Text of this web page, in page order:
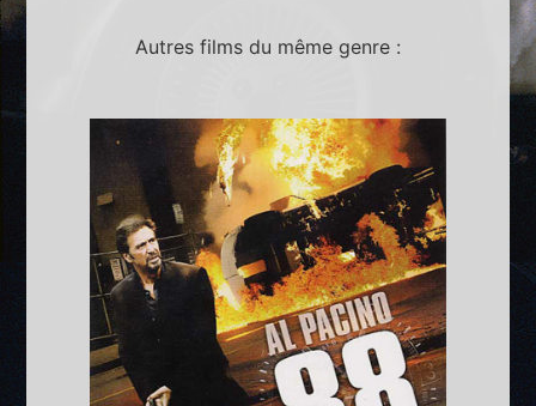
Autres films du même genre :